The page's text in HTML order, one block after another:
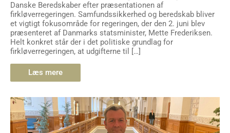
Danske Beredskaber efter præsentationen af
firkløverregeringen. Samfundssikkerhed og beredskab bliver
et vigtigt fokusområde for regeringen, der den 2. juni blev
præsenteret af Danmarks statsminister, Mette Frederiksen.
Helt konkret står der i det politiske grundlag for
firkløverregeringen, at udgifterne til […]
Læs mere